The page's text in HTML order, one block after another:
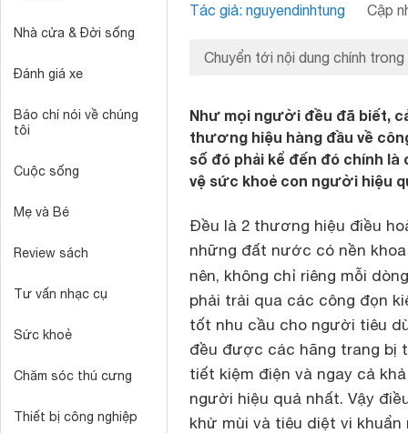
Nhà cửa & Đời sống
Đánh giá xe
Báo chí nói về chúng
tôi
Cuộc sống
Mẹ và Bé
Review sách
Tư vấn nhạc cụ
Sức khoẻ
Chăm sóc thú cưng
Thiết bị công nghiệp
Tác giả: nguyendinhtung Cập
Chuyển tới nội dung chính trong
Như mọi người đều đã biết,
thương hiệu hàng đầu về
số đó phải kể đến đó chính là
vệ sức khoẻ con người hiệu
Đều là 2 thương hiệu điều
những đất nước có nền
nên, không chỉ riêng mỗi
phải trải qua các công đọn
tốt nhu cầu cho người tiêu
đều được các hãng trang bị
tiết kiệm điện và ngay cả
người hiệu quả nhất. Vậy
khử mùi và tiêu diệt vi